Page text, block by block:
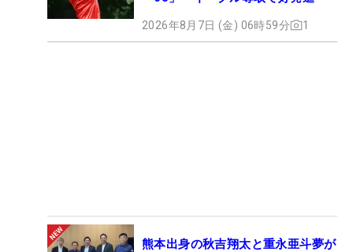
2026年8月7日 (金) 06時59分 1
熊本出身の秋吉翔太と重永亜斗夢が